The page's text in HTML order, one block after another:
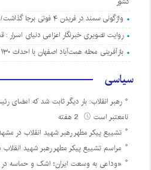
واژگونی سمند در فریدن ۴ فوتی برجا گذاشت/ خواب‌آلودگی راننده حادثه‌ساز شد
روایت تصویری خبرنگار اعزامی دنیای اسرار :
بازآفرینی محله همت‌آباد اصفهان با احداث ۱۳۰ واحد مسکونی جدید آغاز می‌شود
سیاسی
رهبر انقلاب: بار دیگر ثابت شد که امضای
نامعتبر است
تشییع پیکر مطهر رهبر شهید انقلاب در
مراسم تشییع پیکر مطهر رهبر شهید
«وداعی به وسعت ایران؛ اشک و حماسه در